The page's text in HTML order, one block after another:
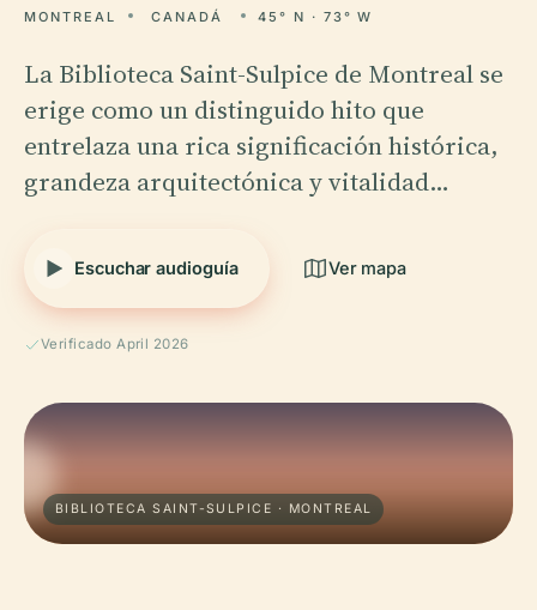
MONTREAL CANADÁ 45° N · 73° W
La Biblioteca Saint-Sulpice de Montreal se
erige como un distinguido hito que
entrelaza una rica significación histórica,
grandeza arquitectónica y vitalidad…
Escuchar audioguía Ver mapa
Verificado April 2026
BIBLIOTECA SAINT-SULPICE · MONTREAL